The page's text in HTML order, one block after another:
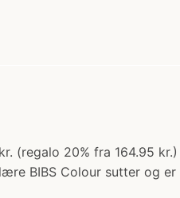
(regalo 20% fra 164.95
BIBS Colour sutter og